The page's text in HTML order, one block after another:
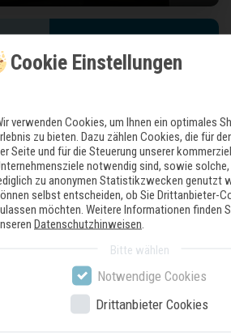
Geschäftskunden
und Antworten
Sie weitere fragen?
liefert die passende Antwort!
Cookie Einstellungen
verwenden Cookies, um Ihnen ein optimales
zu bieten. Dazu zählen Cookies, die für
Seite und für die Steuerung unserer
notwendig sind, sowie
zu anonymen Statistikzwecken genutzt
selbst entscheiden, ob Sie Drittanbieter-
möchten. Weitere Informationen finden
Datenschutzhinweisen
Bitte wählen
Notwendige Cookies
Drittanbieter Cookies